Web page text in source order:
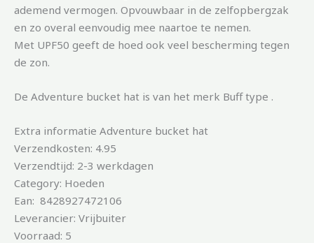
ademend vermogen. Opvouwbaar in de zelfopbergzak
en zo overal eenvoudig mee naartoe te nemen.
Met UPF50 geeft de hoed ook veel bescherming tegen
de zon.
De Adventure bucket hat is van het merk Buff type .
Extra informatie Adventure bucket hat
Verzendkosten: 4.95
Verzendtijd: 2-3 werkdagen
Category: Hoeden
Ean: 8428927472106
Leverancier: Vrijbuiter
Voorraad: 5